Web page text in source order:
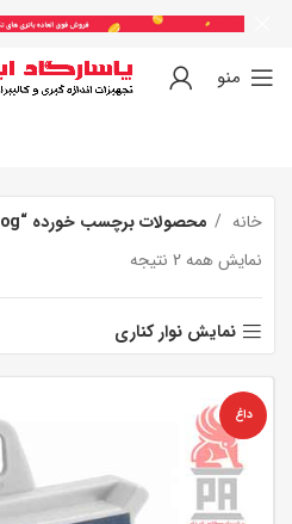
منو
خانه
محصولات برچسب خورده “Bluelog”
نمایش همه 2 نتیجه
نمایش نوار کناری
داغ